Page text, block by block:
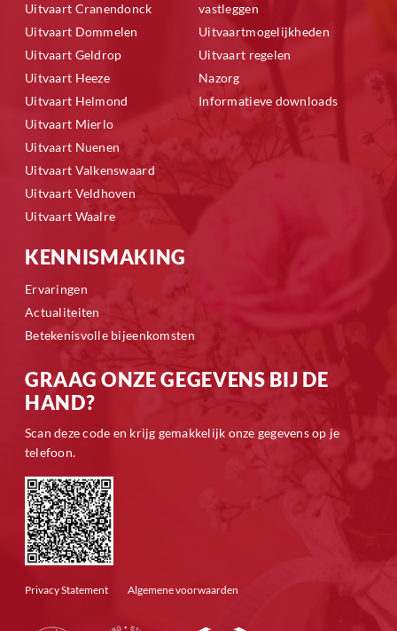
Uitvaart Cranendonck
Uitvaart Dommelen
Uitvaart Geldrop
Uitvaart Heeze
Uitvaart Helmond
Uitvaart Mierlo
Uitvaart Nuenen
Uitvaart Valkenswaard
Uitvaart Veldhoven
Uitvaart Waalre
vastleggen
Uitvaartmogelijkheden
Uitvaart regelen
Nazorg
Informatieve downloads
KENNISMAKING
Ervaringen
Actualiteiten
Betekenisvolle bijeenkomsten
GRAAG ONZE GEGEVENS BIJ DE
HAND?
Scan deze code en krijg gemakkelijk onze gegevens op je
telefoon.
Privacy Statement Algemene voorwaarden